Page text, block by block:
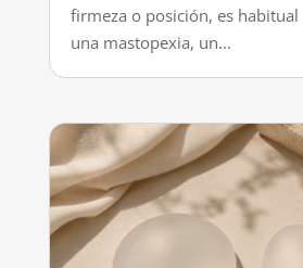
firmeza o posición, es
una mastopexia, un...